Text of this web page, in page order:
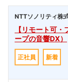
NTTソノリティ株
【リモート可
ープの音響DX）
正社員 新着